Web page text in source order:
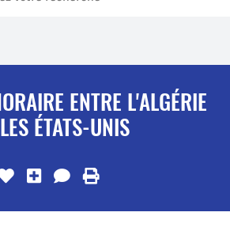
ENTRE L'ALGÉRIE
ÉTATS-UNIS